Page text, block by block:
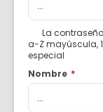
La
a-Z mayúscula,
especial
Nombre *